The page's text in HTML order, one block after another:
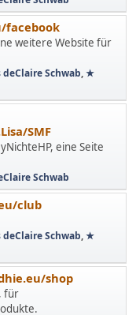
facebook
weitere Website für
deClaire Schwab,★
SMF
eine Seite
Schwab
club
deClaire Schwab,★
shop
für